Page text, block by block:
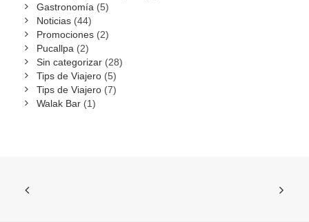
Gastronomía (5)
Noticias (44)
Promociones (2)
Pucallpa (2)
Sin categorizar (28)
Tips de Viajero (5)
Tips de Viajero (7)
Walak Bar (1)